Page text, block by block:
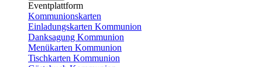
Eventplattform
Kommunionskarten
Einladungskarten Kommunion
Danksagung Kommunion
Menükarten Kommunion
Tischkarten Kommunion